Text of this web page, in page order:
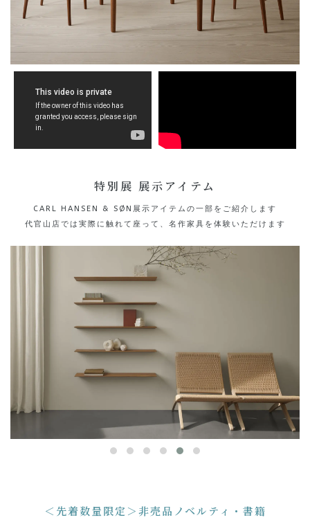
特別展 展示アイテム
CARL HANSEN & SØN展示アイテムの一部をご紹介します
代官山店では実際に触れて座って、名作家具を体験いただけます
＜先着数量限定＞非売品ノベルティ・書籍